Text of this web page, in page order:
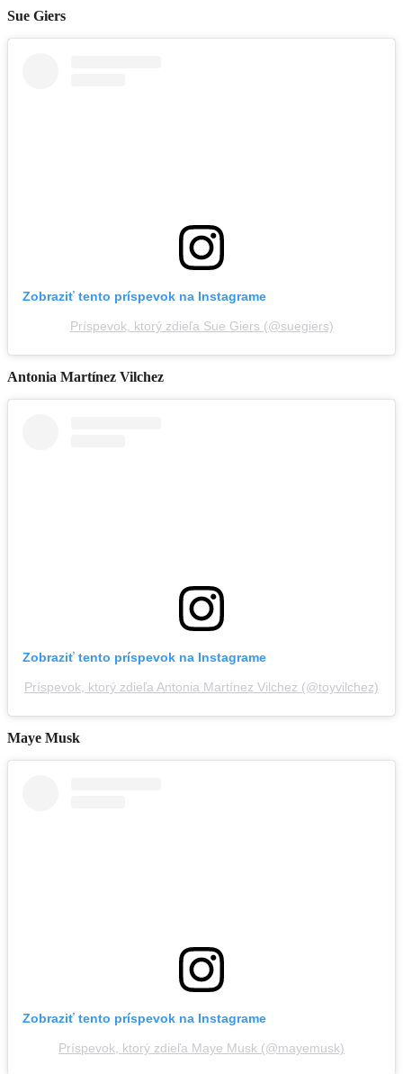
Sue Giers
Zobraziť tento príspevok na Instagrame
Príspevok, ktorý zdieľa Sue Giers (@suegiers)
Antonia Martínez Vilchez
Zobraziť tento príspevok na Instagrame
Príspevok, ktorý zdieľa Antonia Martínez Vilchez (@toyvilchez)
Maye Musk
Zobraziť tento príspevok na Instagrame
Príspevok, ktorý zdieľa Maye Musk (@mayemusk)